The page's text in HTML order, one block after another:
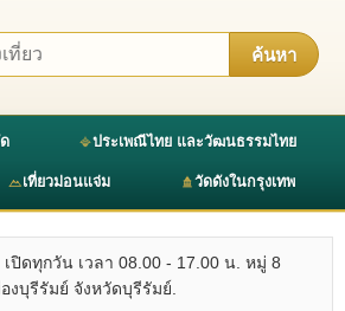
ค้นหา
ประเพณีไทย และวัฒนธรรมไทย
เที่ยวม่อนแจ่ม วัดดังในกรุงเทพ
ปิดทุกวัน เวลา 08.00 - 17.00 น. หมู่ 8
งบุรีรัมย์ จังหวัดบุรีรัมย์.